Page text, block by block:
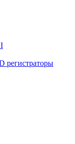
регистраторы